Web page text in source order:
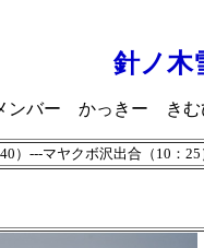
針ノ木
ンバー かっきー き
）---マヤクボ沢出合（10：